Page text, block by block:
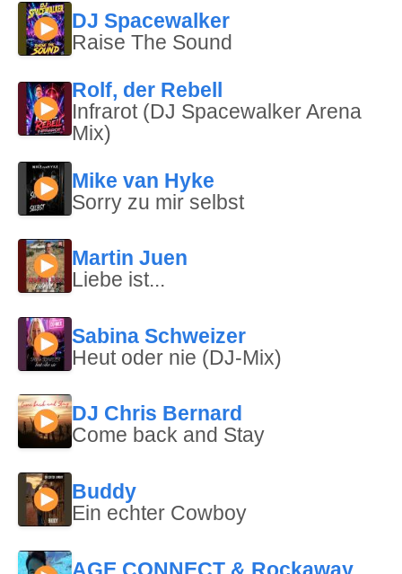
DJ Spacewalker
Raise The Sound
Rolf, der Rebell
Infrarot (DJ Spacewalker Arena
Mix)
Mike van Hyke
Sorry zu mir selbst
Martin Juen
Liebe ist...
Sabina Schweizer
Heut oder nie (DJ-Mix)
DJ Chris Bernard
Come back and Stay
Buddy
Ein echter Cowboy
AGE CONNECT & Rockaway